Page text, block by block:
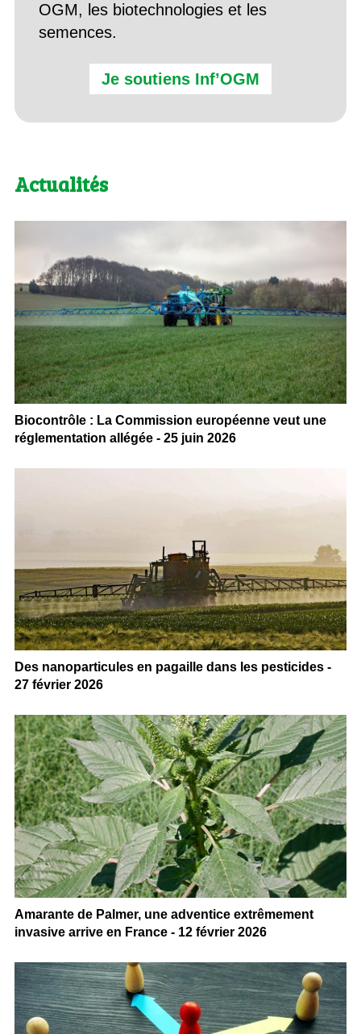
OGM, les biotechnologies et les
semences.
Je soutiens Inf’OGM
Actualités
Biocontrôle : La Commission européenne veut une
réglementation allégée - 25 juin 2026
Des nanoparticules en pagaille dans les pesticides -
27 février 2026
Amarante de Palmer, une adventice extrêmement
invasive arrive en France - 12 février 2026